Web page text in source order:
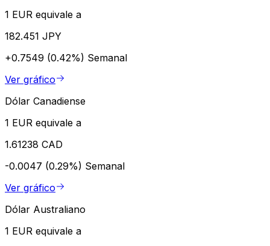
1 EUR equivale a
182.451 JPY
+0.7549 (0.42%) Semanal
Ver gráfico
Dólar Canadiense
1 EUR equivale a
1.61238 CAD
-0.0047 (0.29%) Semanal
Ver gráfico
Dólar Australiano
1 EUR equivale a